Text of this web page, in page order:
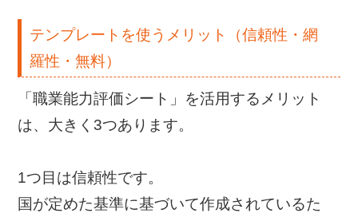
テンプレートを使うメリット（信頼性・網
羅性・無料）
「職業能力評価シート」を活用するメリット
は、大きく3つあります。
1つ目は信頼性です。
国が定めた基準に基づいて作成されているた